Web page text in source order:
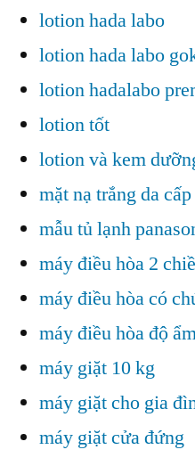
lotion hada labo
lotion hada labo
lotion hadalabo
lotion tốt
lotion và kem
mặt nạ trắng da
mẫu tủ lạnh
máy điều hòa 2
máy điều hòa có
máy điều hòa độ
máy giặt 10 kg
máy giặt cho gia
máy giặt cửa đứng